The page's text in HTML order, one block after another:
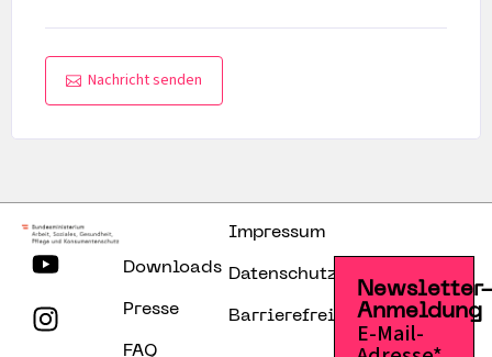
Nachricht senden
Downloads
Presse
FAQ
Impressum
Datenschutzerklärung
Barrierefreiheitserklärung
Anmeldung
E-Mail-